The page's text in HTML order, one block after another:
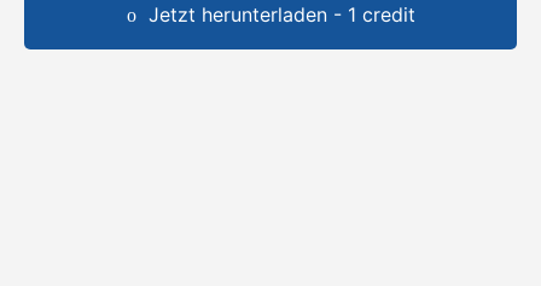
Jetzt herunterladen - 1 credit